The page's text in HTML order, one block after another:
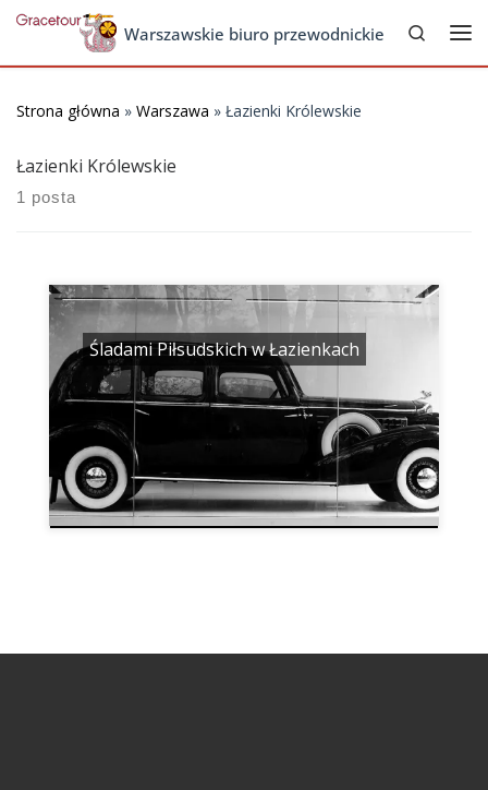
Skip to contentWarszawskie biuro przewodnickie
Search
Strona główna » Warszawa » Łazienki Królewskie
Łazienki Królewskie
1 posta
Śladami Piłsudskich w Łazienkach